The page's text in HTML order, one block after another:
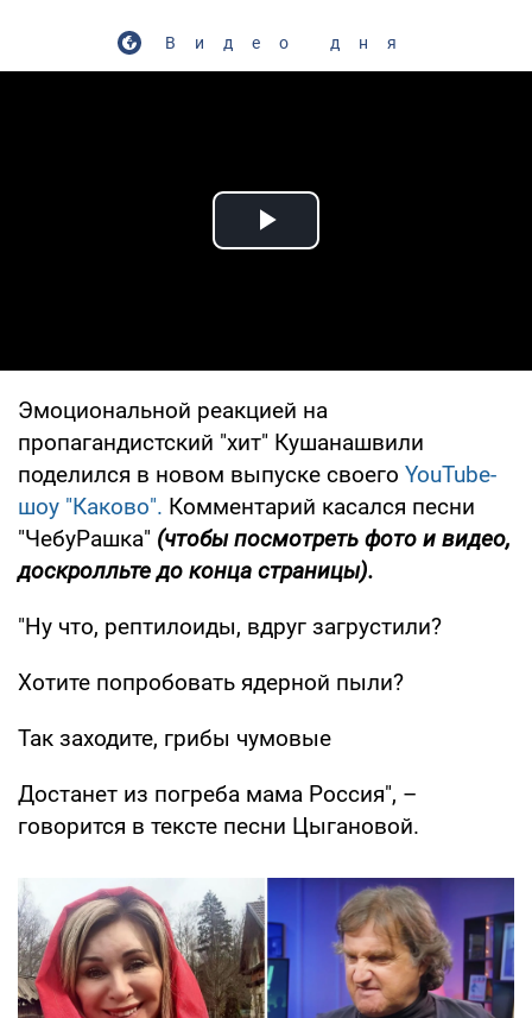
Видео дня
Play Video
Эмоциональной реакцией на
пропагандистский "хит" Кушанашвили
поделился в новом выпуске своего YouTube-
шоу "Каково". Комментарий касался песни
"ЧебуРашка" (чтобы посмотреть фото и видео,
доскролльте до конца страницы).
"Ну что, рептилоиды, вдруг загрустили?
Хотите попробовать ядерной пыли?
Так заходите, грибы чумовые
Достанет из погреба мама Россия", –
говорится в тексте песни Цыгановой.